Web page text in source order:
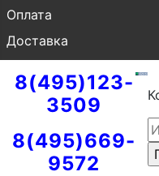
Оплата
Доставка
8(495)123-
3509
8(495)669-
9572